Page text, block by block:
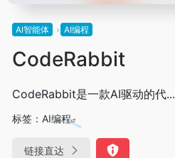
AI智能体 AI编程
CodeRabbit
CodeRabbit是一款AI驱动的代...
标签： AI编程
链接直达